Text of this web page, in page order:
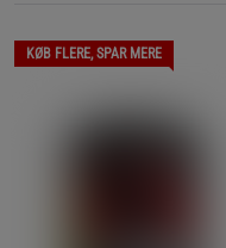
KØB FLERE, SPAR MERE